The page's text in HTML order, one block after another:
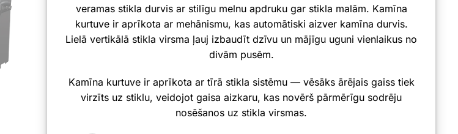
veramas stikla durvis ar stilīgu melnu apdruku gar stikla malām. Kamīna
kurtuve ir aprīkota ar mehānismu, kas automātiski aizver kamīna durvis.
Lielā vertikālā stikla virsma ļauj izbaudīt dzīvu un mājīgu uguni vienlaikus no
divām pusēm.
Kamīna kurtuve ir aprīkota ar tīrā stikla sistēmu — vēsāks ārējais gaiss tiek
virzīts uz stiklu, veidojot gaisa aizkaru, kas novērš pārmērīgu sodrēju
nosēšanos uz stikla virsmas.